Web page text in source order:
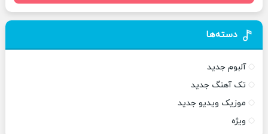
دسته‌ها
آلبوم جدید
تک آهنگ جدید
موزیک ویدیو جدید
ویژه